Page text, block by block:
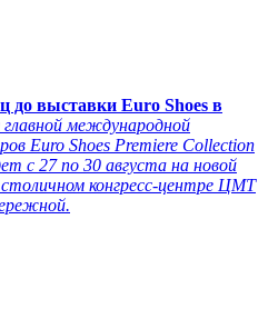
до выставки Euro Shoes в
международной
Euro Shoes Premiere Collection
с 27 по 30 августа на новой
конгресс-центре ЦМТ